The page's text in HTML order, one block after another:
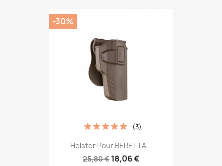
Holster Pour BERETTA...
25,80 € 18,06 €
(3)
-30%